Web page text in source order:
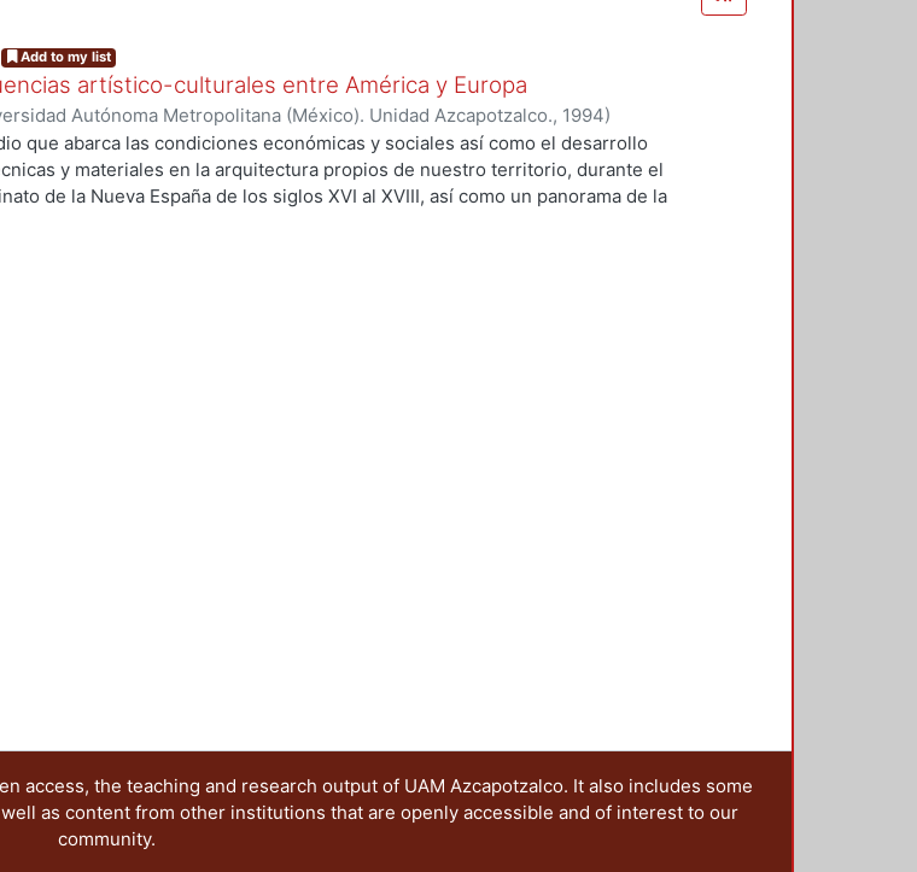
Add to my list
artístico-culturales entre América y Europa
Autónoma Metropolitana (México). Unidad Azcapotzalco., 1994)
Tazzer, Alejandro José
que abarca las condiciones económicas y sociales así como el desarrollo
y materiales en la arquitectura propios de nuestro territorio, durante el
de la Nueva España de los siglos XVI al XVIII, así como un panorama de la
access, the teaching and research output of UAM Azcapotzalco. It also includes some
as content from other institutions that are openly accessible and of interest to our
community.